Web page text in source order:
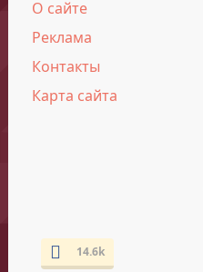
О сайте
Реклама
Контакты
Карта сайта
14.6k